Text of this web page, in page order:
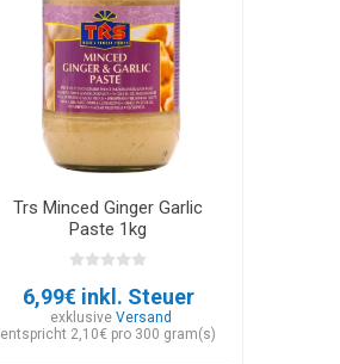
Trs Minced Ginger Garlic
Paste 1kg
6,99€ inkl. Steuer
exklusiveVersand
entspricht 2,10€ pro 300 gram(s)